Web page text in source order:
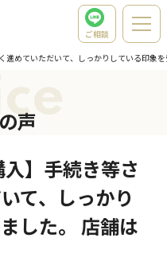
ご相談
進めていただいて、しっかりしている印象
声
入】手続き等さ
て、しっかり
した。 店舗は